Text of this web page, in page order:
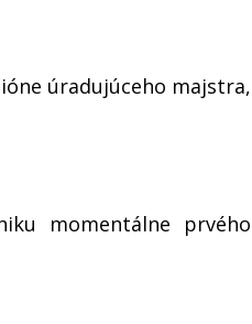
úradujúceho majstra,
momentálne prvého